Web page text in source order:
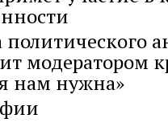
модератором
нам нужна»